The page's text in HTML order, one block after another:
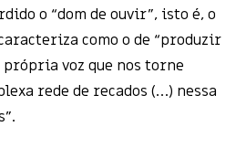
o “dom de ouvir”, isto é, o
como o de “produzir
voz que nos torne
rede de recados (…) nessa